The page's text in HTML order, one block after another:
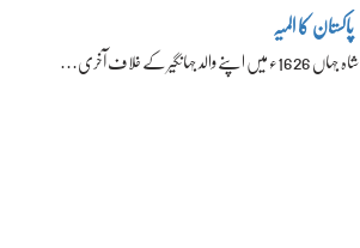
پاکستان کا المیہ
شاہ جہاں 1626ء میں اپنے والد جہانگیر کے خلاف آخری…